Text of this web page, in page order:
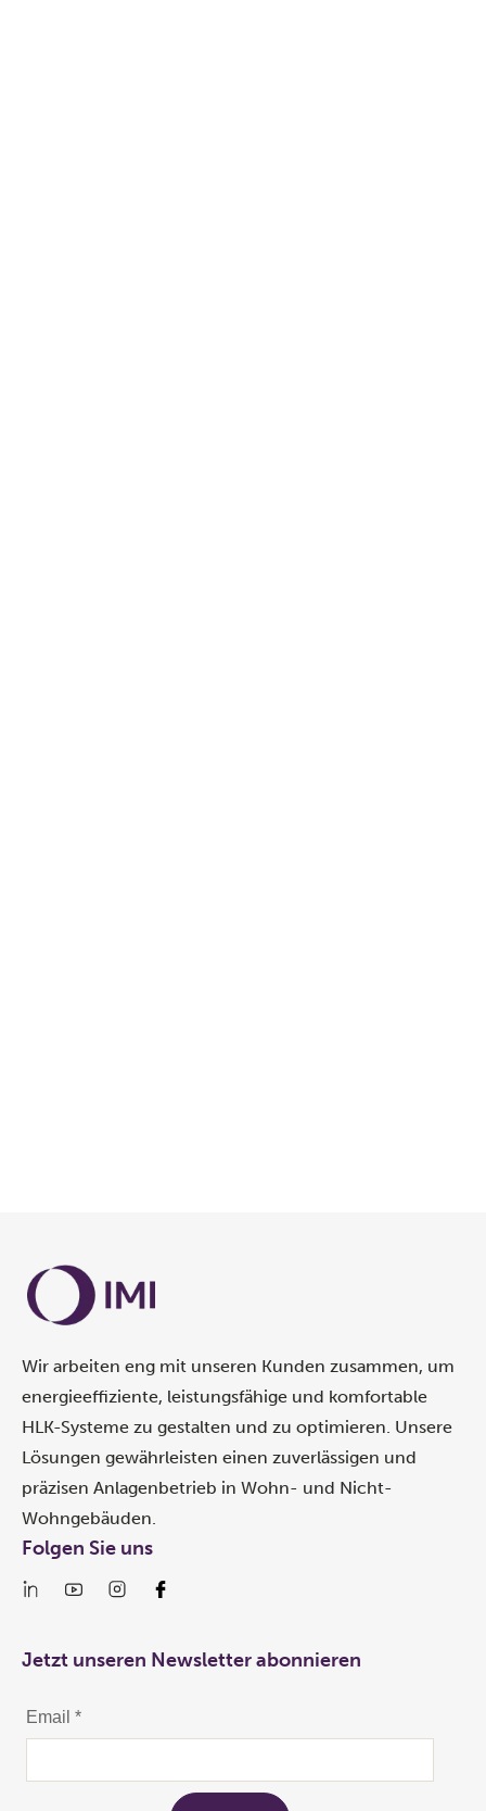
Wir arbeiten eng mit unseren Kunden zusammen, um
energieeffiziente, leistungsfähige und komfortable
HLK-Systeme zu gestalten und zu optimieren. Unsere
Lösungen gewährleisten einen zuverlässigen und
präzisen Anlagenbetrieb in Wohn- und Nicht-
Wohngebäuden.
Folgen Sie uns
Jetzt unseren Newsletter abonnieren